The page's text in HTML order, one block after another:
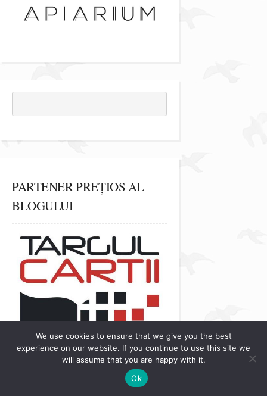
PARTENER PREȚIOS AL
BLOGULUI
We use cookies to ensure that we give you the best
experience on our website. If you continue to use this site we
will assume that you are happy with it.
Ok